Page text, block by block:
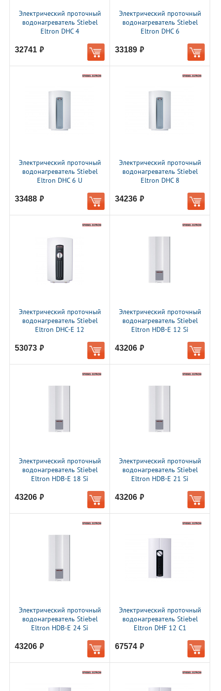
Электрический проточный
водонагреватель Stiebel
Eltron DHC 4
32741 руб.
Электрический проточный
водонагреватель Stiebel
Eltron DHC 6
33189 руб.
Электрический проточный
водонагреватель Stiebel
Eltron DHC 6 U
33488 руб.
Электрический проточный
водонагреватель Stiebel
Eltron DHC 8
34236 руб.
Электрический проточный
водонагреватель Stiebel
Eltron DHC-E 12
53073 руб.
Электрический проточный
водонагреватель Stiebel
Eltron HDB-E 12 Si
43206 руб.
Электрический проточный
водонагреватель Stiebel
Eltron HDB-E 18 Si
43206 руб.
Электрический проточный
водонагреватель Stiebel
Eltron HDB-E 21 Si
43206 руб.
Электрический проточный
водонагреватель Stiebel
Eltron HDB-E 24 Si
43206 руб.
Электрический проточный
водонагреватель Stiebel
Eltron DHF 12 C1
67574 руб.